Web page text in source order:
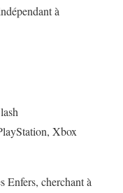
à
Xbox
Enfers, cherchant à